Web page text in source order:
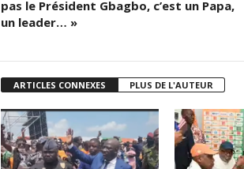
pas le Président Gbagbo, c’est un Papa,
un leader… »
ARTICLES CONNEXES PLUS DE L'AUTEUR